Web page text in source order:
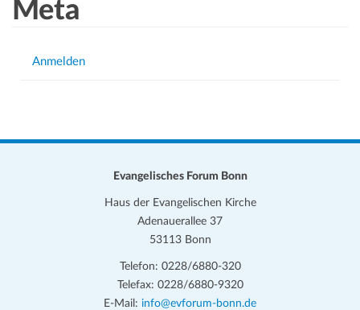
Meta
Anmelden
Evangelisches Forum Bonn
Haus der Evangelischen Kirche
Adenauerallee 37
53113 Bonn
Telefon: 0228/6880-320
Telefax: 0228/6880-9320
E-Mail: info@evforum-bonn.de